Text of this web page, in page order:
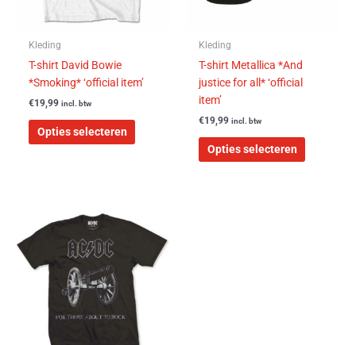
Kleding
T-shirt David Bowie
*Smoking* ‘official item’
€19,99 incl. btw
Opties selecteren
kan
gekozen
de
productpagina
Kleding
T-shirt Metallica *And
justice for all* ‘official
item’
€19,99 incl. btw
Opties selecteren
product
meerdere
variaties.
Deze
optie
kan